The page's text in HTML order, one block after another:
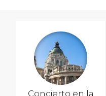
Concierto en la